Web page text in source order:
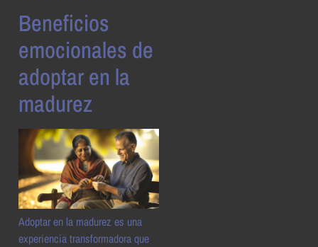
Beneficios
emocionales de
adoptar en la
madurez
Adoptar en la madurez es una
experiencia transformadora que